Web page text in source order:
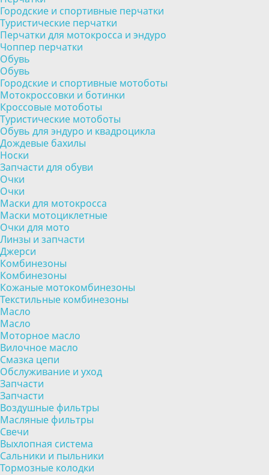
Городские и спортивные перчатки
Туристические перчатки
Перчатки для мотокросса и эндуро
Чоппер перчатки
Обувь
Обувь
Городские и спортивные мотоботы
Мотокроссовки и ботинки
Кроссовые мотоботы
Туристические мотоботы
Обувь для эндуро и квадроцикла
Дождевые бахилы
Носки
Запчасти для обуви
Очки
Очки
Маски для мотокросса
Маски мотоциклетные
Очки для мото
Линзы и запчасти
Джерси
Комбинезоны
Комбинезоны
Кожаные мотокомбинезоны
Текстильные комбинезоны
Масло
Масло
Моторное масло
Вилочное масло
Смазка цепи
Обслуживание и уход
Запчасти
Запчасти
Воздушные фильтры
Масляные фильтры
Свечи
Выхлопная система
Сальники и пыльники
Тормозные колодки